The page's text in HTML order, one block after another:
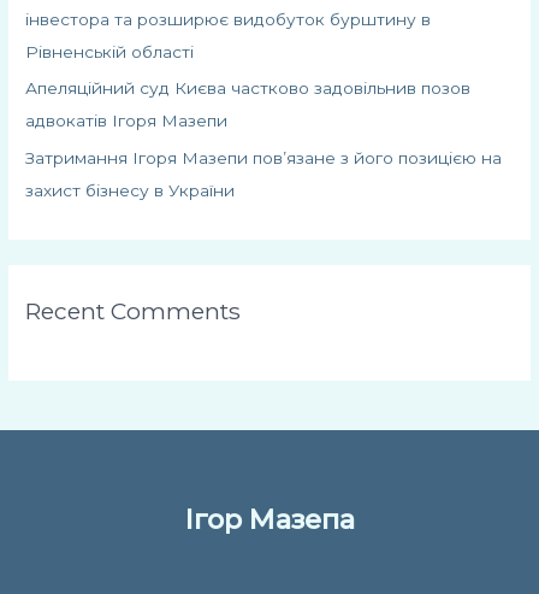
інвестора та розширює видобуток бурштину в
Рівненській області
Апеляційний суд Києва частково задовільнив позов
адвокатів Ігоря Мазепи
Затримання Ігоря Мазепи пов’язане з його позицією на
захист бізнесу в України
Recent Comments
Ігор Мазепа